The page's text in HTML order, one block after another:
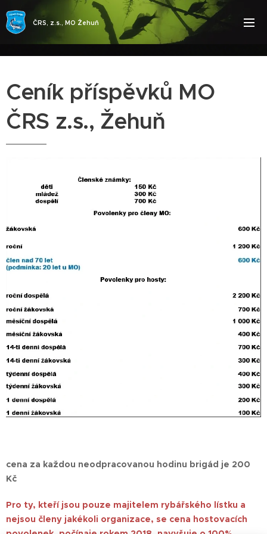
ČRS, z.s., MO Žehuň
Ceník příspěvků MO
ČRS z.s., Žehuň
cena za každou neodpracovanou hodinu brigád je 200
Kč
Pro ty, kteří jsou pouze majitelem rybářského lístku a
nejsou členy jakékoli organizace, se cena hostovacích